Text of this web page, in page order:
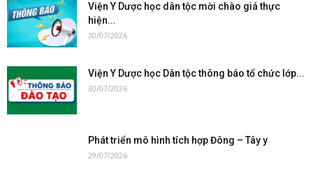
Viện Y Dược học dân tộc mời chào giá thực
hiện...
30/07/2026
Viện Y Dược học Dân tộc thông báo tổ chức lớp...
30/07/2026
Phát triển mô hình tích hợp Đông – Tây y
29/07/2026